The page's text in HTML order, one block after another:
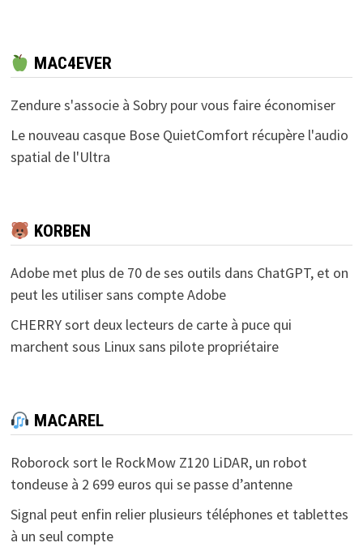
MAC4EVER
Zendure s'associe à Sobry pour vous faire économiser
Le nouveau casque Bose QuietComfort récupère l'audio
spatial de l'Ultra
KORBEN
Adobe met plus de 70 de ses outils dans ChatGPT, et on
peut les utiliser sans compte Adobe
CHERRY sort deux lecteurs de carte à puce qui
marchent sous Linux sans pilote propriétaire
MACAREL
Roborock sort le RockMow Z120 LiDAR, un robot
tondeuse à 2 699 euros qui se passe d’antenne
Signal peut enfin relier plusieurs téléphones et tablettes
à un seul compte